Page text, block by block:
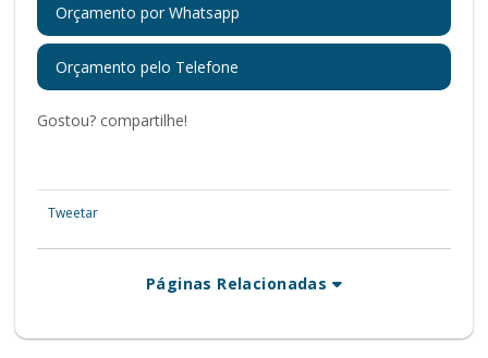
Orçamento por Whatsapp
Orçamento pelo Telefone
Gostou? compartilhe!
Tweetar
Páginas Relacionadas